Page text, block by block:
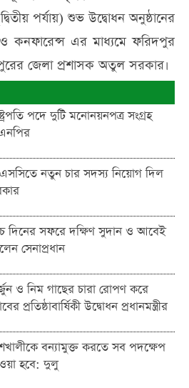
পর্যায়) শুভ উদ্বোধন অনুষ্ঠানের
কনফারেন্স এর মাধ্যমে ফরিদপুর
জেলা প্রশাসক অতুল সরকার।
পদে দুটি মনোনয়নপত্র সংগ্রহ
নতুন চার সদস্য নিয়োগ দিল
দিনের সফরে দক্ষিণ সুদান ও আবেই
সেনাপ্রধান
ও নিম গাছের চারা রোপণ করে
প্রতিষ্ঠাবার্ষিকী উদ্বোধন প্রধানমন্ত্রীর
বন্যামুক্ত করতে সব পদক্ষেপ
হবে: দুলু